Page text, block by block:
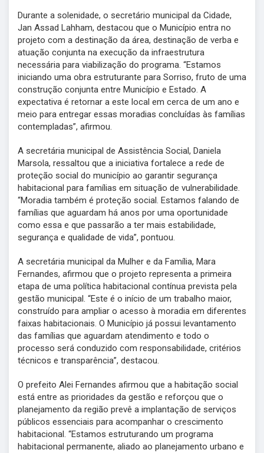
Durante a solenidade, o secretário municipal da Cidade,
Jan Assad Lahham, destacou que o Município entra no
projeto com a destinação da área, destinação de verba e
atuação conjunta na execução da infraestrutura
necessária para viabilização do programa. “Estamos
iniciando uma obra estruturante para Sorriso, fruto de uma
construção conjunta entre Município e Estado. A
expectativa é retornar a este local em cerca de um ano e
meio para entregar essas moradias concluídas às famílias
contempladas”, afirmou.
A secretária municipal de Assistência Social, Daniela
Marsola, ressaltou que a iniciativa fortalece a rede de
proteção social do município ao garantir segurança
habitacional para famílias em situação de vulnerabilidade.
“Moradia também é proteção social. Estamos falando de
famílias que aguardam há anos por uma oportunidade
como essa e que passarão a ter mais estabilidade,
segurança e qualidade de vida”, pontuou.
A secretária municipal da Mulher e da Família, Mara
Fernandes, afirmou que o projeto representa a primeira
etapa de uma política habitacional contínua prevista pela
gestão municipal. “Este é o início de um trabalho maior,
construído para ampliar o acesso à moradia em diferentes
faixas habitacionais. O Município já possui levantamento
das famílias que aguardam atendimento e todo o
processo será conduzido com responsabilidade, critérios
técnicos e transparência”, destacou.
O prefeito Alei Fernandes afirmou que a habitação social
está entre as prioridades da gestão e reforçou que o
planejamento da região prevê a implantação de serviços
públicos essenciais para acompanhar o crescimento
habitacional. “Estamos estruturando um programa
habitacional permanente, aliado ao planejamento urbano e